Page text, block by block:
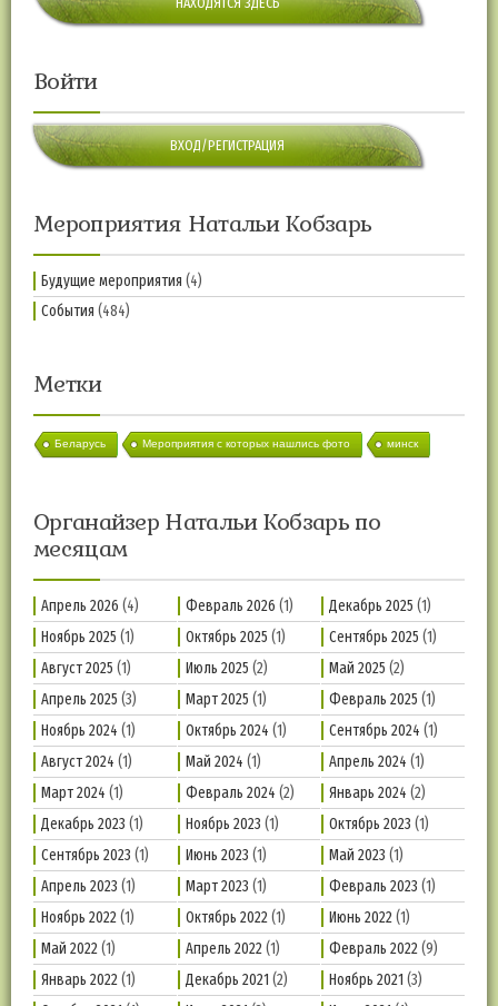
Войти
ВХОД/РЕГИСТРАЦИЯ
Мероприятия Натальи Кобзарь
Будущие мероприятия (4)
События (484)
Метки
Беларусь Мероприятия с которых нашлись фото минск
Органайзер Натальи Кобзарь по
месяцам
Апрель 2026 (4) Февраль 2026 (1) Декабрь 2025 (1)
Ноябрь 2025 (1) Октябрь 2025 (1) Сентябрь 2025 (1)
Август 2025 (1) Июль 2025 (2) Май 2025 (2)
Апрель 2025 (3) Март 2025 (1) Февраль 2025 (1)
Ноябрь 2024 (1) Октябрь 2024 (1) Сентябрь 2024 (1)
Август 2024 (1) Май 2024 (1) Апрель 2024 (1)
Март 2024 (1) Февраль 2024 (2) Январь 2024 (2)
Декабрь 2023 (1) Ноябрь 2023 (1) Октябрь 2023 (1)
Сентябрь 2023 (1) Июнь 2023 (1) Май 2023 (1)
Апрель 2023 (1) Март 2023 (1) Февраль 2023 (1)
Ноябрь 2022(1) Октябрь 2022(1) Июнь 2022(1)
Май 2022(1) Апрель 2022(1) Февраль 2022(9)
Январь 2022(1) Декабрь 2021 (2) Ноябрь 2021 (3)